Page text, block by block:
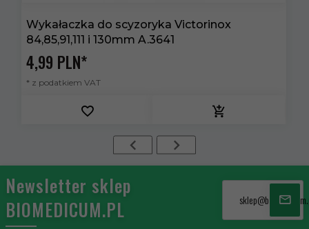
Wykałaczka do scyzoryka Victorinox
84,85,91,111 i 130mm A.3641
4,99 PLN*
* z podatkiem VAT
Newsletter sklep
BIOMEDICUM.PL